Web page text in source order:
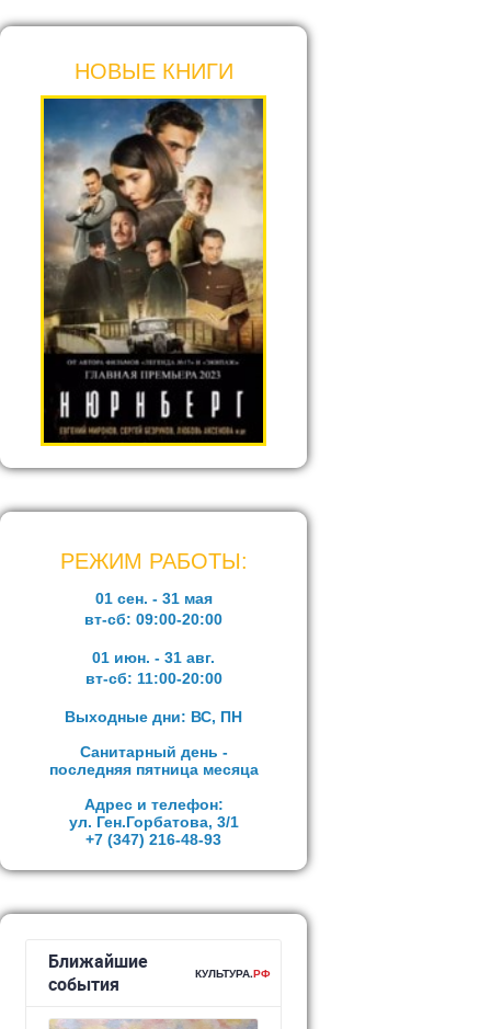
НОВЫЕ КНИГИ
РЕЖИМ РАБОТЫ:
01 сен. - 31 мая
вт-сб: 09:00-20:00
01 июн. - 31 авг.
вт-сб: 11:00-20:00
Выходные дни: ВС, ПН
Санитарный день -
последняя пятница месяца
Адрес и телефон:
ул. Ген.Горбатова, 3/1
+7 (347) 216-48-93